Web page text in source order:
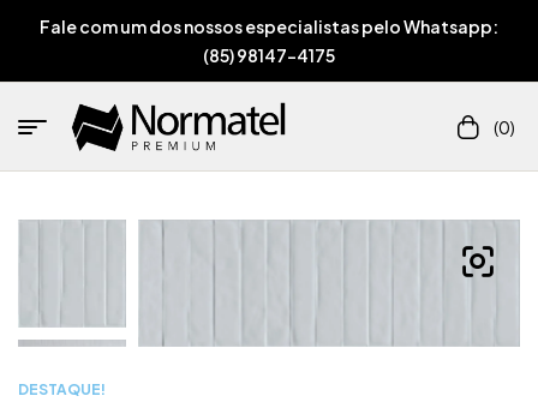
Fale com um dos nossos especialistas pelo Whatsapp:
(85) 98147-4175
(0)
DESTAQUE!